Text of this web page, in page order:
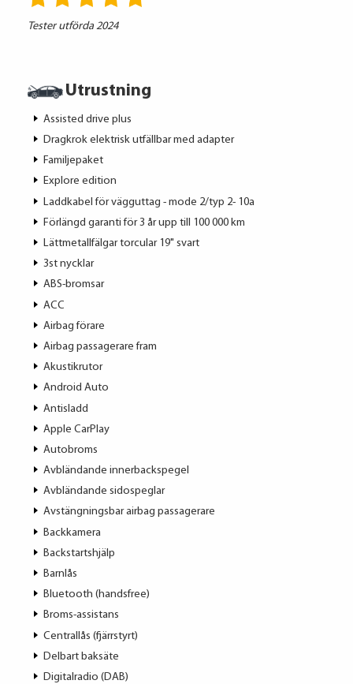
Utrustning
Assisted drive plus
Dragkrok elektrisk utfällbar med adapter
Familjepaket
Explore edition
Laddkabel för vägguttag - mode 2/typ 2- 10a
Förlängd garanti för 3 år upp till 100 000 km
Lättmetallfälgar torcular 19" svart
3st nycklar
ABS-bromsar
ACC
Airbag förare
Airbag passagerare fram
Akustikrutor
Android Auto
Antisladd
Apple CarPlay
Autobroms
Avbländande innerbackspegel
Avbländande sidospeglar
Avstängningsbar airbag passagerare
Backkamera
Backstartshjälp
Barnlås
Bluetooth (handsfree)
Broms-assistans
Centrallås (fjärrstyrt)
Delbart baksäte
Digitalradio (DAB)
Tester utförda 2024